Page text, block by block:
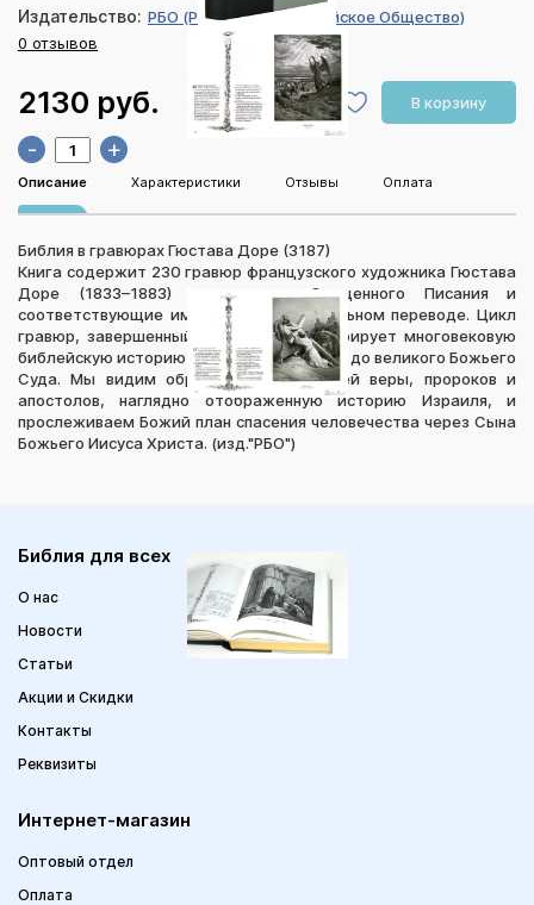
Издательство: РБО (Российское Библейское Общество)
0 отзывов
2130 руб. В корзину
- +
Описание Характеристики Отзывы Оплата
Библия в гравюрах Гюстава Доре (3187)
Книга содержит 230 гравюр французского художника Гюстава
Доре (1833–1883) на сюжеты Священного Писания и
соответствующие им тексты в Синодальном переводе. Цикл
гравюр, завершенный в 1864 г., иллюстрирует многовековую
библейскую историю от сотворения мира до великого Божьего
Суда. Мы видим образы великих мужей веры, пророков и
апостолов, наглядно отображенную историю Израиля, и
прослеживаем Божий план спасения человечества через Сына
Божьего Иисуса Христа. (изд."РБО")
Библия для всех
О нас
Новости
Статьи
Акции и Скидки
Контакты
Реквизиты
Интернет-магазин
Оптовый отдел
Оплата